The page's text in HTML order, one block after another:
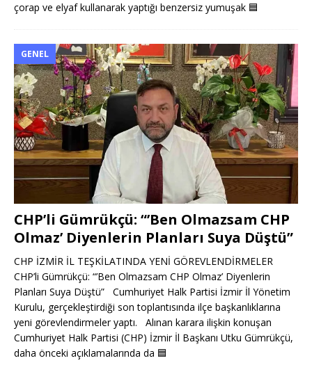
çorap ve elyaf kullanarak yaptığı benzersiz yumuşak 🟦
GENEL
CHP’li Gümrükçü: “’Ben Olmazsam CHP
Olmaz’ Diyenlerin Planları Suya Düştü”
CHP İZMİR İL TEŞKİLATINDA YENİ GÖREVLENDİRMELER
CHP’li Gümrükçü: “’Ben Olmazsam CHP Olmaz’ Diyenlerin
Planları Suya Düştü” Cumhuriyet Halk Partisi İzmir İl Yönetim
Kurulu, gerçekleştirdiği son toplantısında ilçe başkanlıklarına
yeni görevlendirmeler yaptı. Alınan karara ilişkin konuşan
Cumhuriyet Halk Partisi (CHP) İzmir İl Başkanı Utku Gümrükçü,
daha önceki açıklamalarında da 🟦